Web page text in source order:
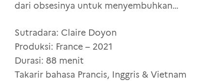
dari obsesinya untuk menyembuhkan…
Sutradara: Claire Doyon
Produksi: France – 2021
Durasi: 88 menit
Takarir bahasa Prancis, Inggris & Vietnam